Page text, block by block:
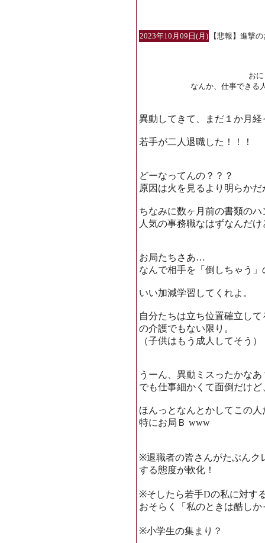
2023年10月09日(月) 【悲報】進撃
お
なんか、仕事できる
異動してきて、まだ１か月
若手が二人退職した！！！
どーなってんの？？？
原因は火を見るより明らかだ
ちなみに数ヶ月前の書類の
人気の事務職なはずなんだけ
お局たちさあ…
なんで相手を「倒しちゃう」
いい加減学習してくれよ。
自分たちは立ち位置確立し
の介護でもない限り。
（子供はもう成人してそう）
うーん、異動ミスったかなあ
でも仕事細かくて面倒だけ
ほんっとなんとかしてこの
特にお局Ｂ www
※退職者の皆さんがたぶんク
する態度が軟化！
※そしたら若手Dの私に対す
おそらく「私のときは酷し
※小学生の集まり？